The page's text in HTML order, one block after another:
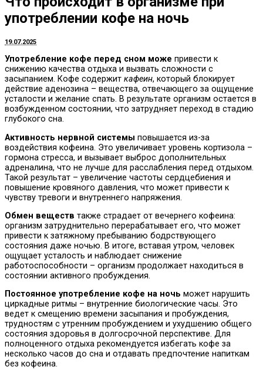
употреблении кофе на ночь
19.07.2025
Употребление кофе перед сном може привести к
снижению качества отдыха и вызвать сложности с
засыпанием. Кофе содержит кафеин, который блокирует
действие аденозина – вещества, отвечающего за ощущение
усталости и желание спать. В результате организм остается в
возбужденном состоянии, что затрудняет переход в стадию
глубокого сна.
Активность нервной системы повышается из-за
воздействия кофеина. Это увеличивает уровень кортизола –
гормона стресса, и вызывает выброс дополнительных
адреналина, что не лучше для расслабления перед отдыхом.
Такой результат – увеличение частоты сердцебиения и
повышение кровяного давления, что может привести к
чувству тревоги и внутреннего напряжения.
Обмен веществ также страдает от вечернего кофеина:
организм затруднительно перерабатывает его, что может
привести к затяжному пребыванию бодрствующего
состояния даже ночью. В итоге, вставая утром, человек
ощущает усталость и наблюдает снижение
работоспособности – организм продолжает находиться в
состоянии активного пробуждения.
Постоянное употребление кофе на ночь может нарушить
циркадные ритмы – внутренние биологические часы. Это
ведет к смещению времени засыпания и пробуждения,
трудностям с утренним пробуждением и ухудшению общего
состояния здоровья в долгосрочной перспективе. Для
полноценного отдыха рекомендуется избегать кофе за
несколько часов до сна и отдавать предпочтение напиткам
без кофеина.